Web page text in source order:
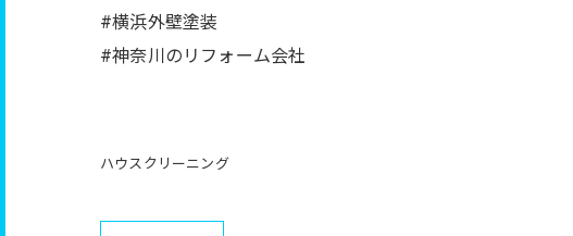
#横浜外壁塗装
#神奈川のリフォーム会社
ハウスクリーニング